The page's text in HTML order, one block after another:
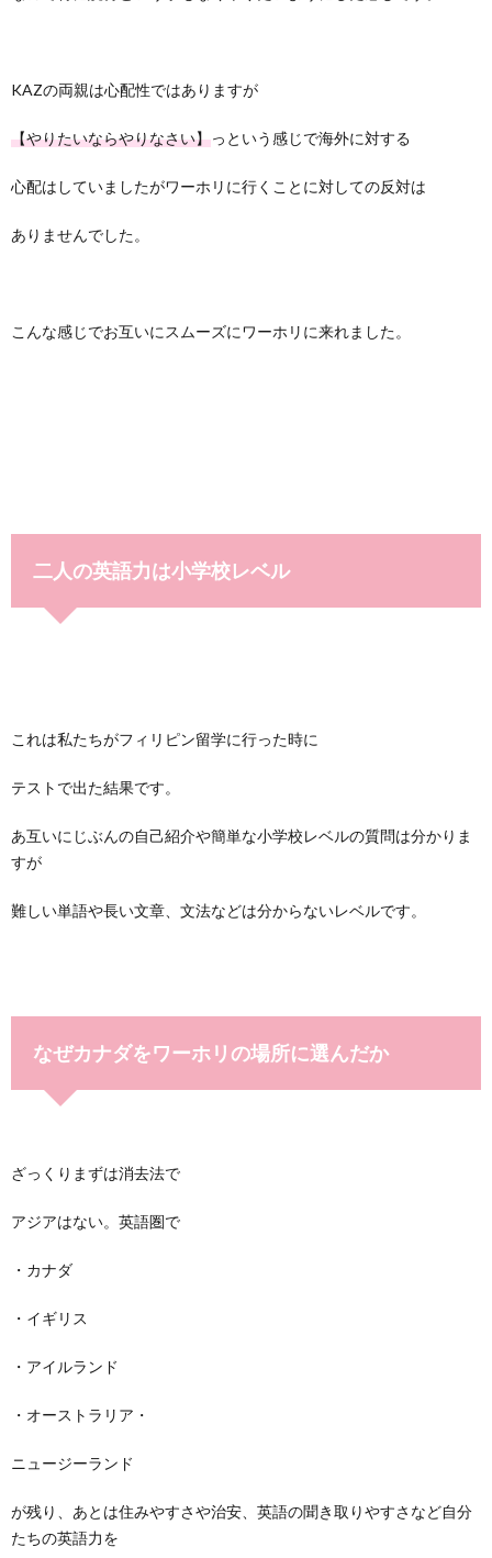
KAZの両親は心配性ではありますが
【やりたいならやりなさい】っという感じで海外に対する
心配はしていましたがワーホリに行くことに対しての反対は
ありませんでした。
こんな感じでお互いにスムーズにワーホリに来れました。
二人の英語力は小学校レベル
これは私たちがフィリピン留学に行った時に
テストで出た結果です。
あ互いにじぶんの自己紹介や簡単な小学校レベルの質問は分かりま
すが
難しい単語や長い文章、文法などは分からないレベルです。
なぜカナダをワーホリの場所に選んだか
ざっくりまずは消去法で
アジアはない。英語圏で
・カナダ
・イギリス
・アイルランド
・オーストラリア・
ニュージーランド
が残り、あとは住みやすさや治安、英語の聞き取りやすさなど自分
たちの英語力を